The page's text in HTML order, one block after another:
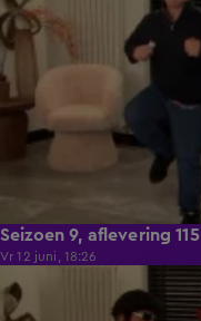
Seizoen 9, aflevering 115
Vr 12 juni, 18:26
21:50